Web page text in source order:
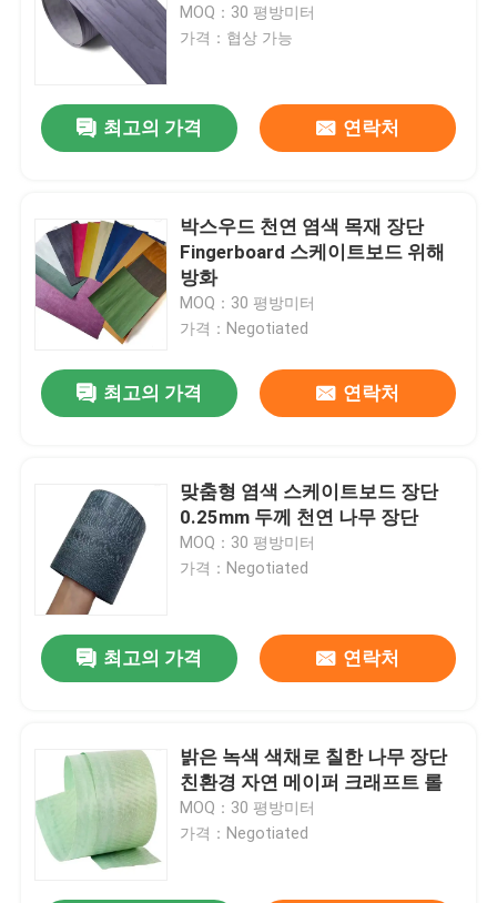
제품
우리에 대하여
공장 여행
연락주세요
인용문을 요구하세요
천연 나무 베니어판
나무 바닥 베니어
연기난 베니어판
MOQ：30 평방미터
가격：협상 가능
최고의 가격 연락처
박스우드 천연 염색 목재 장단
Fingerboard 스케이트보드 위해
방화
MOQ：30 평방미터
가격：Negotiated
최고의 가격 연락처
맞춤형 염색 스케이트보드 장단
0.25mm 두께 천연 나무 장단
MOQ：30 평방미터
가격：Negotiated
최고의 가격 연락처
밝은 녹색 색채로 칠한 나무 장단
친환경 자연 메이퍼 크래프트 롤
MOQ：30 평방미터
가격：Negotiated